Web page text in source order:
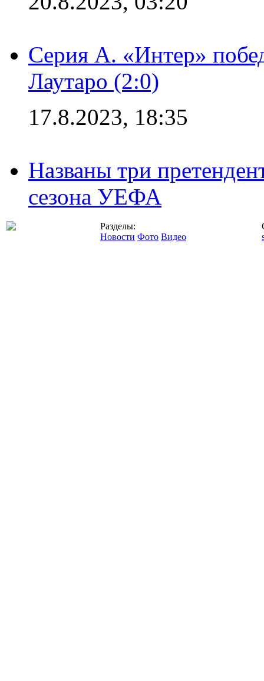
Серия А. «Интер»
Лаутаро (2:0)
17.8.2023, 18:35
Названы три
сезона УЕФА
Разделы:
Новости Фото Видео